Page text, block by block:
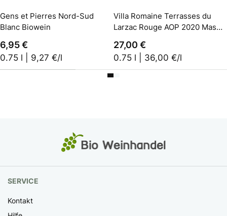
Gens et Pierres Nord-Sud
Blanc Biowein
6,95 €
0.75 l | 9,27 €/l
Villa Romaine Terrasses du
Larzac Rouge AOP 2020 Mas
27,00 €
0.75 l | 36,00 €/l
SERVICE
Kontakt